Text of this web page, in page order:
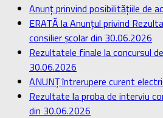
Anunț prinvind posibilitățiile de
ERATĂ la Anunțul privind
consilier școlar din 30.06.2026
Rezultatele finale la concursul
30.06.2026
ANUNȚ întrerupere curent
Rezultate la proba de interviu
din 30.06.2026